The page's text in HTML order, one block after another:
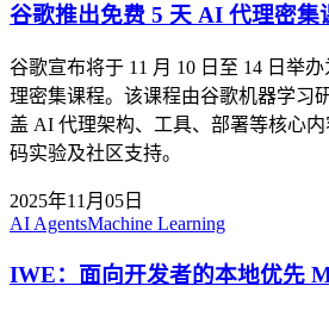
谷歌推出免费 5 天 AI 代理密集
谷歌宣布将于 11 月 10 日至 14 日举
理密集课程。该课程由谷歌机器学习
盖 AI 代理架构、工具、部署等核心
码实验及社区支持。
2025年11月05日
AI AgentsMachine Learning
IWE：面向开发者的本地优先